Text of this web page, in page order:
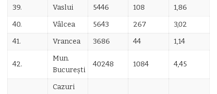
39. Vaslui 5446 108 1,86
40. Vâlcea 5643 267 3,02
41. Vrancea 3686 44 1,14
42.
Mun.
București
40248 1084 4,45
Cazuri